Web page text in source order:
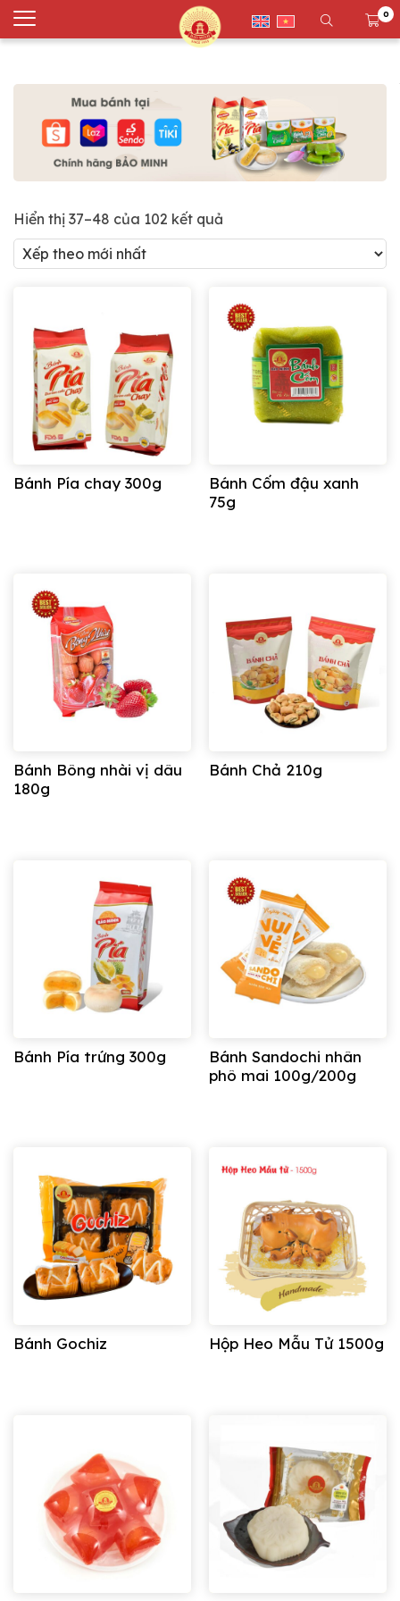
0
Hiển thị 37–48 của 102 kết quả
Bánh Pía chay 300g
Bánh Cốm đậu xanh
75g
Bánh Bông nhài vị dâu
180g
Bánh Chả 210g
Bánh Pía trứng 300g
Bánh Sandochi nhân
phô mai 100g/200g
Bánh Gochiz Hộp Heo Mẫu Tử 1500g